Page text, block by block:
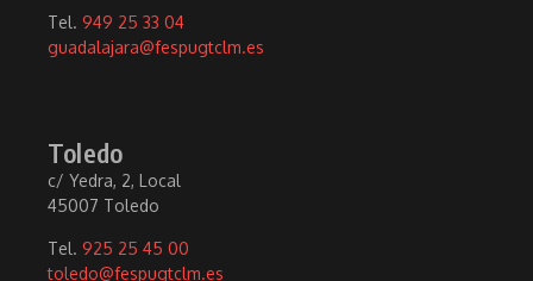
Tel. 949 25 33 04
guadalajara@fespugtclm.es
Toledo
c/ Yedra, 2, Local
45007 Toledo
Tel. 925 25 45 00
toledo@fespugtclm.es